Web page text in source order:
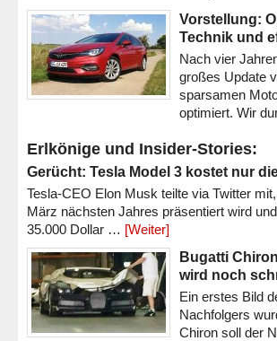
Vorstellung:
Technik und
Nach vier
großes Update
sparsamen
optimiert. Wir
Erlkönige und Insider-Stories:
Gerücht: Tesla Model 3 kostet nur
Tesla-CEO Elon Musk teilte via Twitter
März nächsten Jahres präsentiert wird
35.000 Dollar … [Weiter]
Bugatti
wird noch
Ein erstes Bild
Nachfolgers
Chiron soll der